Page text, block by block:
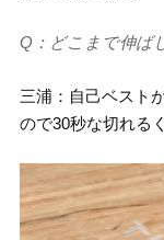
Q：どこまで伸ば
三浦：自己ベスト
ので30秒な切れる